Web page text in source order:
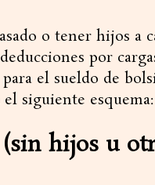
o tener hijos a
por
el sueldo de
siguiente esquema:
hijos u